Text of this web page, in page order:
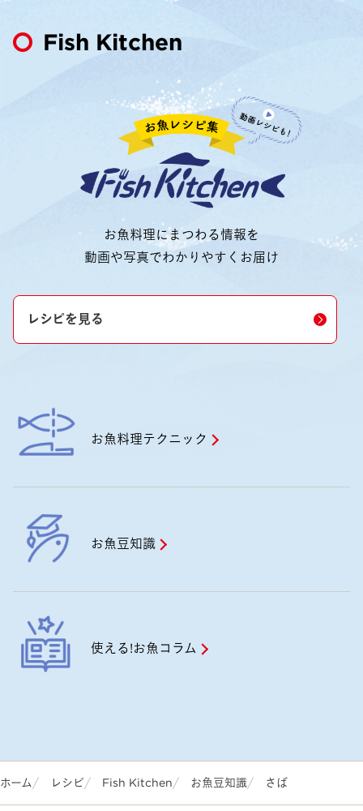
Fish Kitchen
お魚料理にまつわる情報を
動画や写真でわかりやすくお届け
レシピを見る
お魚料理テクニック
お魚豆知識
使える!お魚コラム
ホーム レシピ Fish Kitchen お魚豆知識 さば